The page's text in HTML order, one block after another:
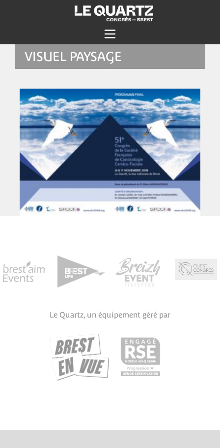
VISUEL PAYSAGE
Le Quartz, un équipement géré par